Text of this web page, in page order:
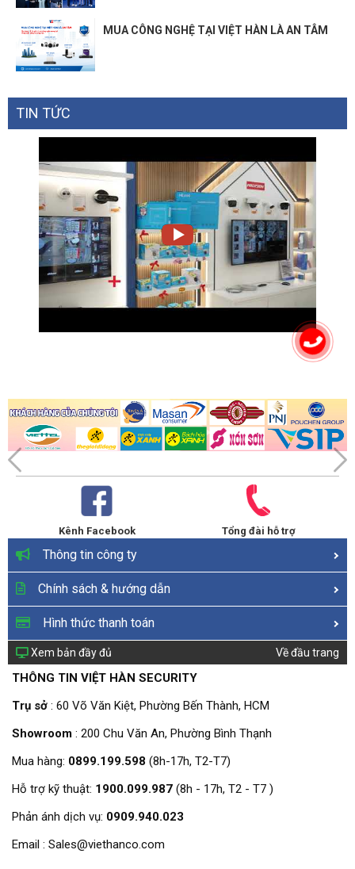
MUA CÔNG NGHỆ TẠI VIỆT HÀN LÀ AN TÂM
TIN TỨC
Kênh Facebook Tổng đài hỗ trợ
Thông tin công ty
Chính sách & hướng dẫn
Hình thức thanh toán
Xem bản đầy đủ Về đầu trang
THÔNG TIN VIỆT HÀN SECURITY
Trụ sở : 60 Võ Văn Kiệt, Phường Bến Thành, HCM
Showroom : 200 Chu Văn An, Phường Bình Thạnh
Mua hàng: 0899.199.598 (8h-17h, T2-T7)
Hỗ trợ kỹ thuật: 1900.099.987 (8h - 17h, T2 - T7 )
Phản ánh dịch vụ: 0909.940.023
Email : Sales@viethanco.com